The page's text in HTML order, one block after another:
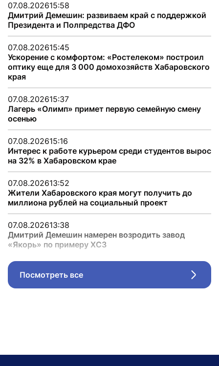
07.08.202615:58
Дмитрий Демешин: развиваем край с поддержкой
Президента и Полпредства ДФО
07.08.202615:45
Ускорение с комфортом: «Ростелеком» построил
оптику еще для 3 000 домохозяйств Хабаровского
края
07.08.202615:37
Лагерь «Олимп» примет первую семейную смену
осенью
07.08.202615:16
Интерес к работе курьером среди студентов вырос
на 32% в Хабаровском крае
07.08.202613:52
Жители Хабаровского края могут получить до
миллиона рублей на социальный проект
07.08.202613:38
Дмитрий Демешин намерен возродить завод
«Якорь» по примеру ХСЗ
Посмотреть все